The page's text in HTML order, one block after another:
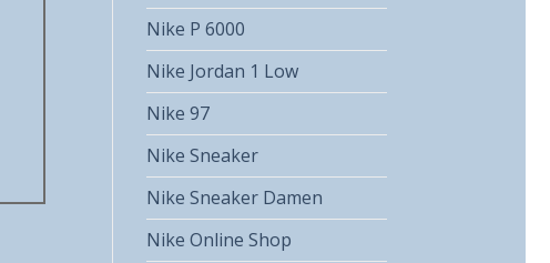
Nike P 6000
Nike Jordan 1 Low
Nike 97
Nike Sneaker
Nike Sneaker Damen
Nike Online Shop